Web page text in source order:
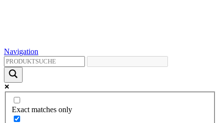
Navigation
Exact matches only